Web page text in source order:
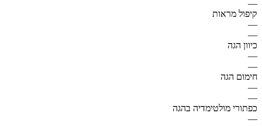
—
קיפול מראות
—
—
כיוון הגה
—
—
חימום הגה
—
—
כפתורי מולטימדיה בהגה
—